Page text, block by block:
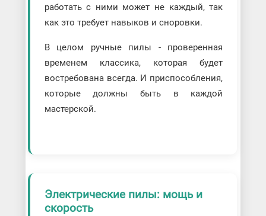
работать с ними может не каждый, так
как это требует навыков и сноровки.
В целом ручные пилы - проверенная
временем классика, которая будет
востребована всегда. И приспособления,
которые должны быть в каждой
мастерской.
Электрические пилы: мощь и
скорость